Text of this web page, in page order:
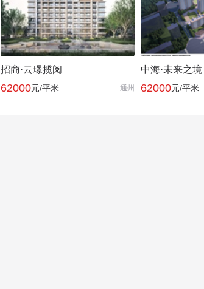
招商·云璟揽阅
62000元/平米 通州
中海·未来之境
62000元/平米